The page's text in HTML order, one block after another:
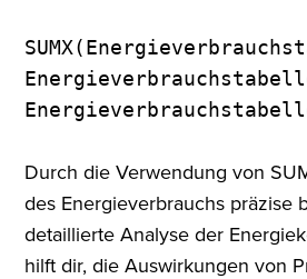
Durch die Verwendung von
des Energieverbrauchs präzise
detaillierte Analyse der
hilft dir, die Auswirkungen von